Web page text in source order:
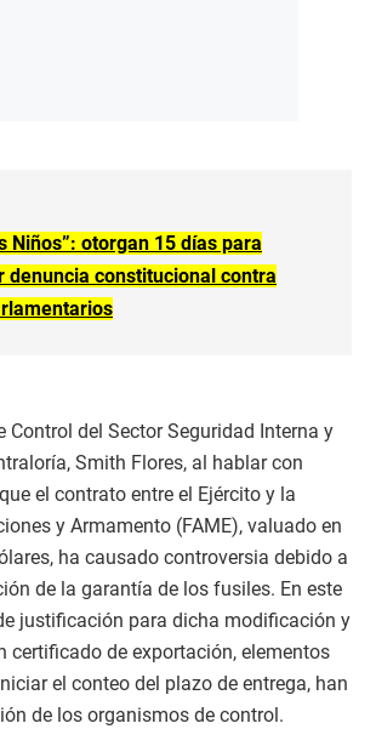
Niños”: otorgan 15 días para
denuncia constitucional contra
Control del Sector Seguridad Interna y
Smith Flores, al hablar con
el contrato entre el Ejército y la
y Armamento (FAME), valuado en
ha causado controversia debido a
de la garantía de los fusiles. En este
justificación para dicha modificación y
certificado de exportación, elementos
el conteo del plazo de entrega, han
de los organismos de control.